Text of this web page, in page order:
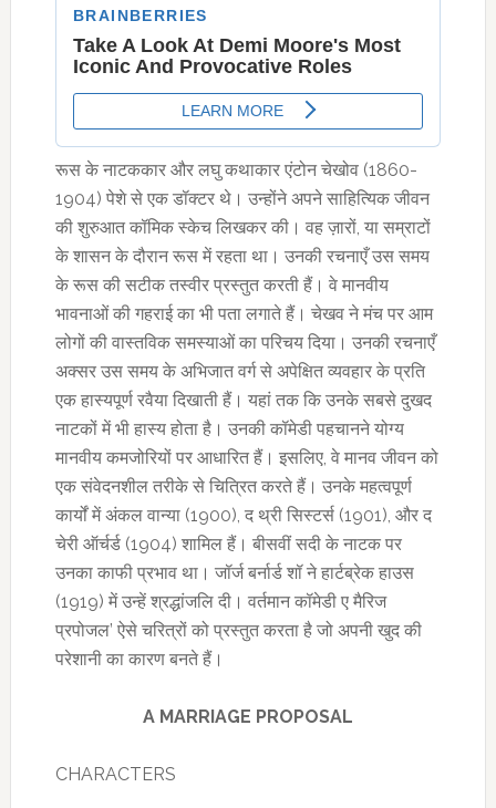
रूस के नाटककार और लघु कथाकार एंटोन चेखोव (1860-
1904) पेशे से एक डॉक्टर थे। उन्होंने अपने साहित्यिक जीवन
की शुरुआत कॉमिक स्केच लिखकर की। वह ज़ारों, या सम्राटों
के शासन के दौरान रूस में रहता था। उनकी रचनाएँ उस समय
के रूस की सटीक तस्वीर प्रस्तुत करती हैं। वे मानवीय
भावनाओं की गहराई का भी पता लगाते हैं। चेखव ने मंच पर आम
लोगों की वास्तविक समस्याओं का परिचय दिया। उनकी रचनाएँ
अक्सर उस समय के अभिजात वर्ग से अपेक्षित व्यवहार के प्रति
एक हास्यपूर्ण रवैया दिखाती हैं। यहां तक ​​​​कि उनके सबसे दुखद
नाटकों में भी हास्य होता है। उनकी कॉमेडी पहचानने योग्य
मानवीय कमजोरियों पर आधारित हैं। इसलिए, वे मानव जीवन को
एक संवेदनशील तरीके से चित्रित करते हैं। उनके महत्वपूर्ण
कार्यों में अंकल वान्या (1900), द थ्री सिस्टर्स (1901), और द
चेरी ऑर्चर्ड (1904) शामिल हैं। बीसवीं सदी के नाटक पर
उनका काफी प्रभाव था। जॉर्ज बर्नार्ड शॉ ने हार्टब्रेक हाउस
(1919) में उन्हें श्रद्धांजलि दी। वर्तमान कॉमेडी ए मैरिज
प्रपोजल’ ऐसे चरित्रों को प्रस्तुत करता है जो अपनी खुद की
परेशानी का कारण बनते हैं।
A MARRIAGE PROPOSAL
CHARACTERS